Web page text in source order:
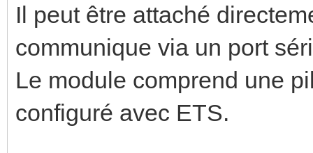
Il peut être attaché
communique via un port
Le module comprend une
configuré avec ETS.